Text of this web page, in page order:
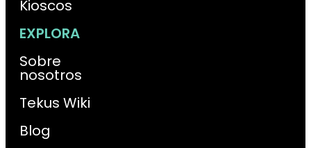
Kioscos
EXPLORA
Sobre
nosotros
Tekus Wiki
Blog